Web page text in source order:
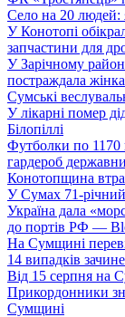
Село на 20
У Конотопі
запчастини для
У Зарічному
постраждала жінка
Сумські
У лікарні помер
Білопіллі
Футболки по
гардероб
Конотопщина
У Сумах 71-річний
Україна дала
до портів РФ —
На Сумщині
14 випадків
Від 15 серпня на
Прикордонники
Сумщині